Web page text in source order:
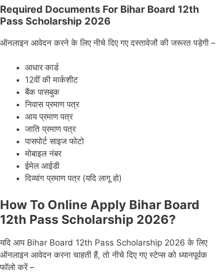
Required Documents For Bihar Board 12th
Pass Scholarship 2026
ऑनलाइन आवेदन करने के लिए नीचे दिए गए दस्तावेजों की जरूरत पड़ेगी –
आधार कार्ड
12वीं की मार्कशीट
बैंक पासबुक
निवास प्रमाण पत्र
आय प्रमाण पत्र
जाति प्रमाण पत्र
पासपोर्ट साइज फोटो
मोबाइल नंबर
ईमेल आईडी
दिव्यांग प्रमाण पत्र (यदि लागू हो)
How To Online Apply Bihar Board
12th Pass Scholarship 2026?
यदि आप Bihar Board 12th Pass Scholarship 2026 के लिए
ऑनलाइन आवेदन करना चाहती हैं, तो नीचे दिए गए स्टेप्स को ध्यानपूर्वक
फॉलो करें –